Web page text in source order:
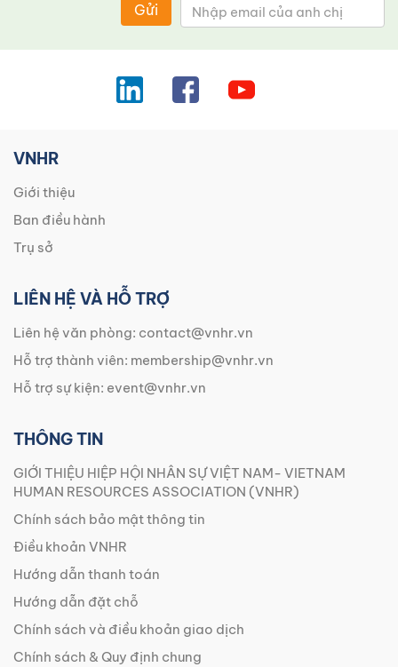
Gửi
VNHR
Giới thiệu
Ban điều hành
Trụ sở
LIÊN HỆ VÀ HỖ TRỢ
Liên hệ văn phòng: contact@vnhr.vn
Hỗ trợ thành viên: membership@vnhr.vn
Hỗ trợ sự kiện: event@vnhr.vn
THÔNG TIN
GIỚI THIỆU HIỆP HỘI NHÂN SỰ VIỆT NAM- VIETNAM
HUMAN RESOURCES ASSOCIATION (VNHR)
Chính sách bảo mật thông tin
Điều khoản VNHR
Hướng dẫn thanh toán
Hướng dẫn đặt chỗ
Chính sách và điều khoản giao dịch
Chính sách & Quy định chung